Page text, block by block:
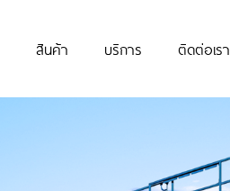
สินค้า บริการ ติดต่อเรา